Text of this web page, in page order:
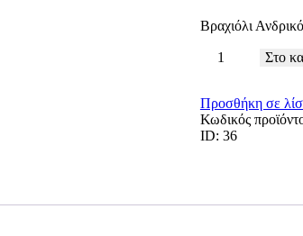
Βραχιόλι
Ατσάλινο
Μαύρο
Ατσάλι
ποσότητα
Στο
Προσθήκη σε
Κωδικός
ID: 36